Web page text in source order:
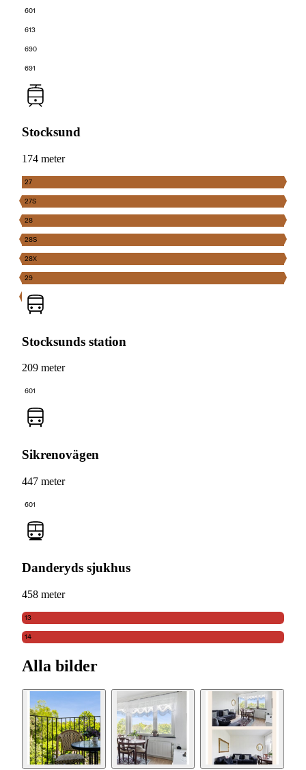
601
613
690
691
Stocksund
174 meter
27
27S
28
28S
28X
29
Stocksunds station
209 meter
601
Sikrenovägen
447 meter
601
Danderyds sjukhus
458 meter
13
14
Alla bilder